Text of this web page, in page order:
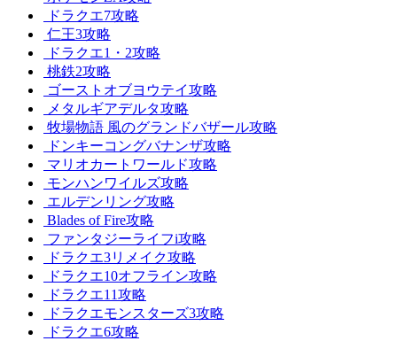
ドラクエ7攻略
仁王3攻略
ドラクエ1・2攻略
桃鉄2攻略
ゴーストオブヨウテイ攻略
メタルギアデルタ攻略
牧場物語 風のグランドバザール攻略
ドンキーコングバナンザ攻略
マリオカートワールド攻略
モンハンワイルズ攻略
エルデンリング攻略
Blades of Fire攻略
ファンタジーライフi攻略
ドラクエ3リメイク攻略
ドラクエ10オフライン攻略
ドラクエ11攻略
ドラクエモンスターズ3攻略
ドラクエ6攻略